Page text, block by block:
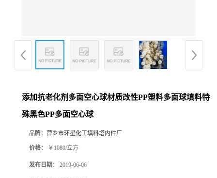
添加抗老化剂多面空心球材质改性PP塑料多面球填料特
殊黑色PP多面空心球
品牌： 萍乡市环星化工填料塔内件厂
价格： ￥1080/立方
发布日期： 2019-06-06